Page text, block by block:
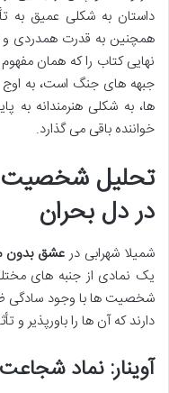
داستان به شکلی عمیق به
همچنین به قدرت همدردی و
نهایی کتاب را که همان
جبهه های جنگ است، به
ها، به شکلی هنرمندانه به
خواننده باقی می گذارد.
تحلیل شخصیت
در دل بحران
شمیلا شهرابی درعشق بدون
یک نمادی از جنبه های
شخصیت ها با وجود سادگی
دارند که آن ها را باورپذیر و
آوینار: نماد